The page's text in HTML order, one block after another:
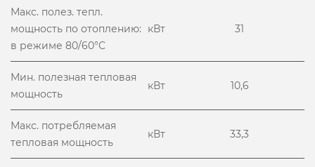
Макс. полез. тепл.
мощность по отоплению:
в режиме 80/60°С
кВт 31
Мин. полезная тепловая
мощность
кВт 10,6
Макс. потребляемая
тепловая мощность
кВт 33,3